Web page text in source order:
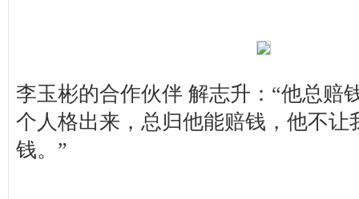
李玉彬的合作伙伴 解志升：“他总赔
个人格出来，总归他能赔钱，他不让
钱。”